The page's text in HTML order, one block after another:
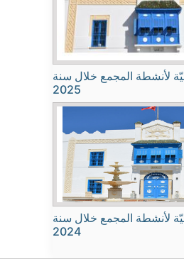
لأنشطة المجمع خلال سنة
2025
لأنشطة المجمع خلال سنة
2024